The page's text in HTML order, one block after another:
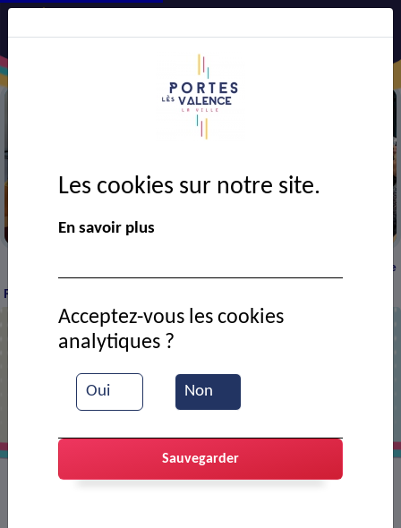
Cie
Péricard pour les 20 ans de l'association Mémoire vivante
l'association Mémoire vivante
Les cookies sur notre site.
En savoir plus
Oui Non
Acceptez-vous les cookies
analytiques ?
Sauvegarder